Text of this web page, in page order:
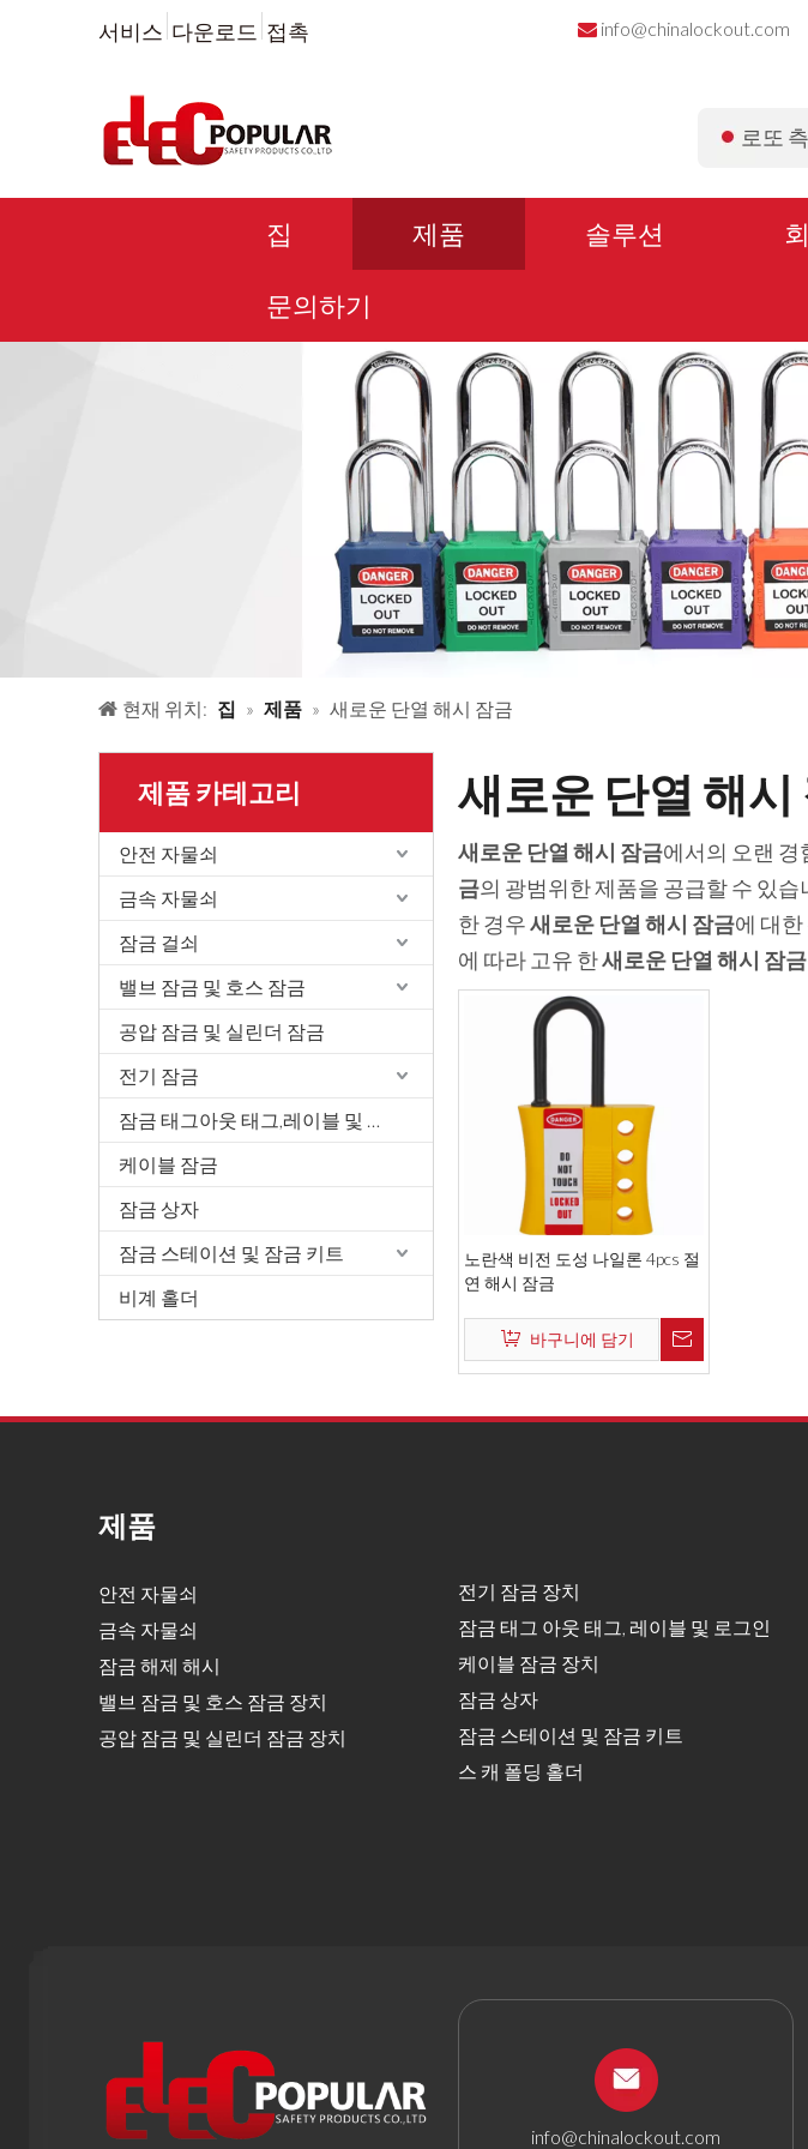
서비스 다운로드 접촉  info@chinalockout.com
로또 측
집 제품 솔루션
문의하기
현재 위치: 집 » 제품 » 새로운 단열 해시 잠금
제품 카테고리
안전 자물쇠
금속 자물쇠
잠금 걸쇠
밸브 잠금 및 호스 잠금
공압 잠금 및 실린더 잠금
전기 잠금
잠금 태그아웃 태그,레이블 및 서명
케이블 잠금
잠금 상자
잠금 스테이션 및 잠금 키트
비계 홀더
새로운 단열 해시
새로운 단열 해시 잠금에서의 오랜 경
금의 광범위한 제품을 공급할 수 있습
한 경우새로운 단열 해시 잠금에 대
에 따라 고유 한새로운 단열 해시 잠금
노란색 비전 도성 나일론 4pcs 절
연 해시 잠금
바구니에 담기
제품
안전 자물쇠
금속 자물쇠
잠금 해제 해시
밸브 잠금 및 호스 잠금 장치
공압 잠금 및 실린더 잠금 장치
전기 잠금 장치
잠금 태그 아웃 태그, 레이블 및 로그인
케이블 잠금 장치
잠금 상자
잠금 스테이션 및 잠금 키트
스 캐 폴딩 홀더
info@chinalockout.com